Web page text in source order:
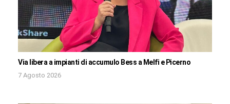
Via libera a impianti di accumulo Bess a Melfi e Picerno
7 Agosto 2026